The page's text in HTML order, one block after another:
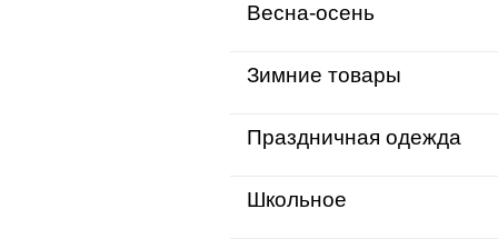
Весна-осень
Зимние товары
Праздничная одежда
Школьное